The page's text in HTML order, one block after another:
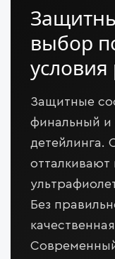
выбор
Защитные
финальный и
детейлинга.
Без